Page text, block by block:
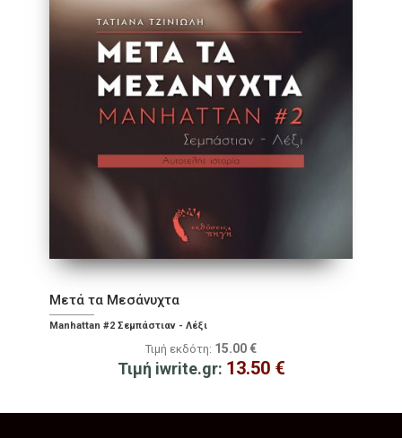
Μετά τα Μεσάνυχτα
Manhattan #2 Σεμπάστιαν - Λέξι
Τιμή εκδότη: 15.00 €
Τιμή iwrite.gr: 13.50 €